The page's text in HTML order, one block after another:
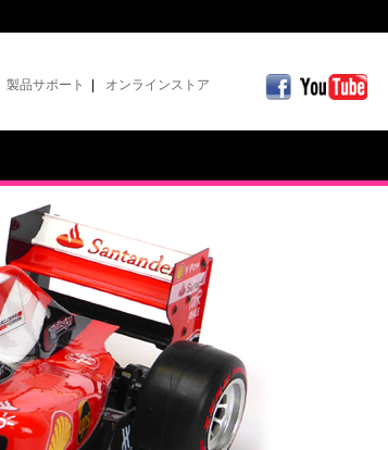
製品サポート オンラインストア